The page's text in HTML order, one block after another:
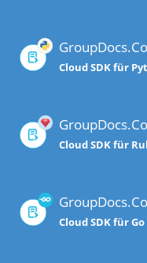
Cloud SDK für
Cloud SDK für
Cloud SDK für Go